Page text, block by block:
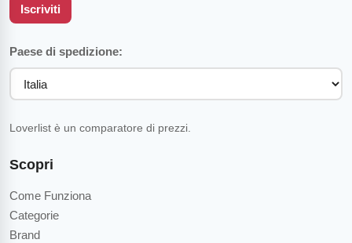
Scopri
Come Funziona
Categorie
Brand
Iscriviti
Paese di spedizione:
Loverlist è un comparatore di prezzi.